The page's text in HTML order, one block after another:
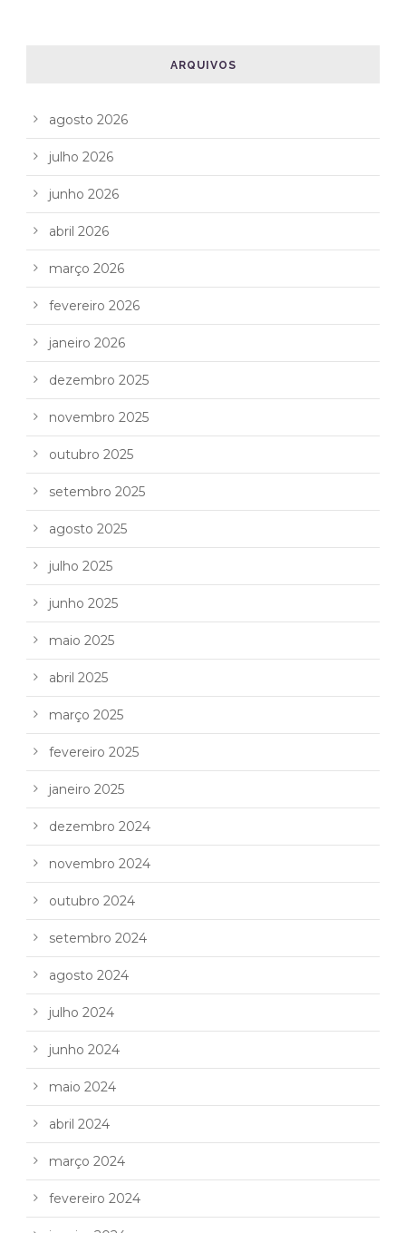
ARQUIVOS
agosto 2026
julho 2026
junho 2026
abril 2026
março 2026
fevereiro 2026
janeiro 2026
dezembro 2025
novembro 2025
outubro 2025
setembro 2025
agosto 2025
julho 2025
junho 2025
maio 2025
abril 2025
março 2025
fevereiro 2025
janeiro 2025
dezembro 2024
novembro 2024
outubro 2024
setembro 2024
agosto 2024
julho 2024
junho 2024
maio 2024
abril 2024
março 2024
fevereiro 2024